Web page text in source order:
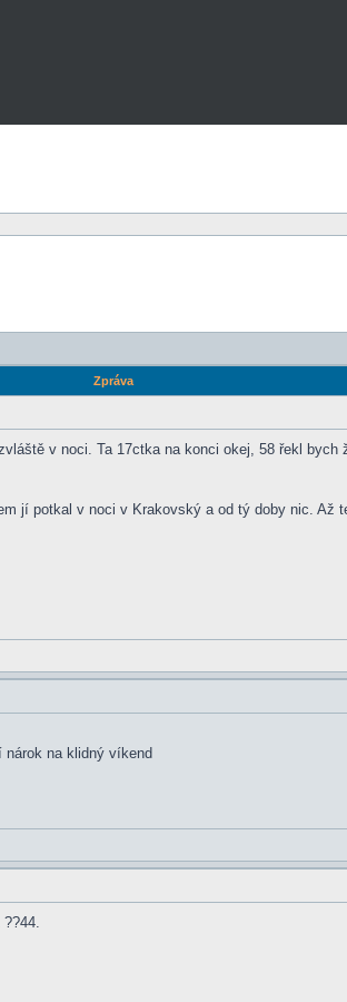
Zpráva
v noci. Ta 17ctka na konci okej, 58 řekl
jí potkal v noci v Krakovský a od tý doby nic.
na klidný víkend